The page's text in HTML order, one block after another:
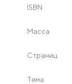
ISBN
Масса
Страниц
Тема